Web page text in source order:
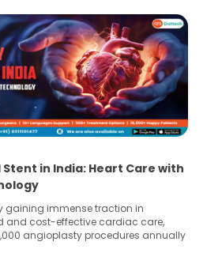
in India: Heart Care with
gaining immense traction in
and cost-effective cardiac care,
angioplasty procedures annually